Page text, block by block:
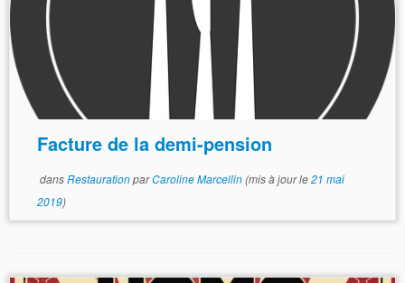
Facture de la demi-pension
dansRestaurationparCaroline Marcellin(mis à jour le21 mai
2019)